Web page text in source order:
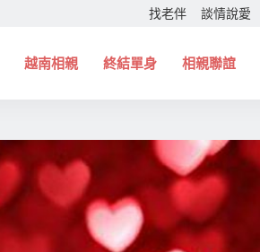
找老伴 談情說愛
越南相親 終結單身 相親聯誼